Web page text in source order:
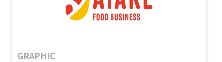
GRAPHIC